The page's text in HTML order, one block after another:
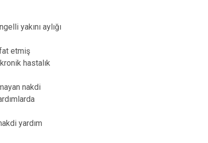
Sultandağı
yakını aylığı
etmiş
hastalık
nakdi
yardım